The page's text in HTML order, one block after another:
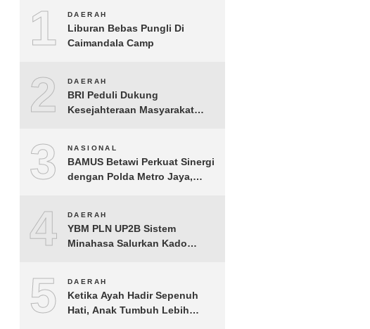
1 DAERAH
Liburan Bebas Pungli Di
Caimandala Camp
2 DAERAH
BRI Peduli Dukung
Kesejahteraan Masyarakat
3 NASIONAL
BAMUS Betawi Perkuat Sinergi
dengan Polda Metro Jaya,
Kondusif Jelang HUT ke-81
Republik Indonesia
4 DAERAH
YBM PLN UP2B Sistem
Minahasa Salurkan Kado
Tomohon
5 DAERAH
Ketika Ayah Hadir Sepenuh
Hati, Anak Tumbuh Lebih